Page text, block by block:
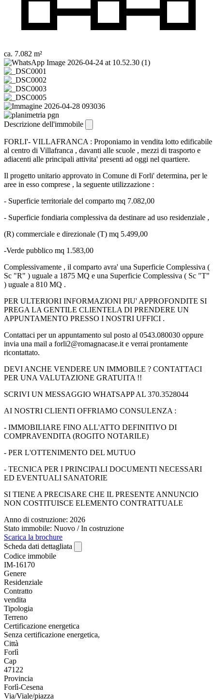
ca. 7.082 m²
Descrizione dell'immobile
FORLI'- VILLAFRANCA : Proponiamo in vendita lotto edificabile
al centro di Villafranca , davanti alle scuole , mezzi di trasporto e
adiacenti alle principali attivita' presenti ad oggi nel quartiere.
Il progetto unitario approvato in Comune di Forli' determina, per le
aree in esso comprese , la seguente utilizzazione :
- Superficie territoriale del comparto mq 7.082,00
- Superficie fondiaria complessiva da destinare ad uso residenziale ,
(R) commerciale e direzionale (T) mq 5.499,00
-Verde pubblico mq 1.583,00
Complessivamente , il comparto avra' una Superficie Complessiva (
Sc "R" ) uguale a 1875 MQ e una Superficie Complessiva ( Sc "T"
) uguale a 810 MQ .
PER ULTERIORI INFORMAZIONI PIU' APPROFONDITE SI
PREGA LA GENTILE CLIENTELA DI PRENDERE UN
APPUNTAMENTO PRESSO I NOSTRI UFFICI .
Contattaci per un appuntamento sul posto al 0543.080030 oppure
invia una mail a forli2@romagnacase.it e verrai prontamente
ricontattato.
DEVI ANCHE VENDERE UN IMMOBILE ? CONTATTACI
PER UNA VALUTAZIONE GRATUITA !!
SCRIVI UN MESSAGGIO WHATSAPP AL 370.3528044
AI NOSTRI CLIENTI OFFRIAMO CONSULENZA :
- IMMOBILIARE FINO ALL'ATTO DEFINITIVO DI
COMPRAVENDITA (ROGITO NOTARILE)
- PER L'OTTENIMENTO DEL MUTUO
- TECNICA PER I PRINCIPALI DOCUMENTI NECESSARI
ED EVENTUALI SANATORIE
SI TIENE A PRECISARE CHE IL PRESENTE ANNUNCIO
NON COSTITUISCE ELEMENTO CONTRATTUALE
Anno di costruzione: 2026
Stato immobile: Nuovo / In costruzione
Scarica la brochure
Scheda dati dettagliata
Codice immobile
IM-16170
Genere
Residenziale
Contratto
vendita
Tipologia
Terreno
Certificazione energetica
Senza certificazione energetica,
Città
Forlì
Cap
47122
Provincia
Forlì-Cesena
Via/Viale/piazza